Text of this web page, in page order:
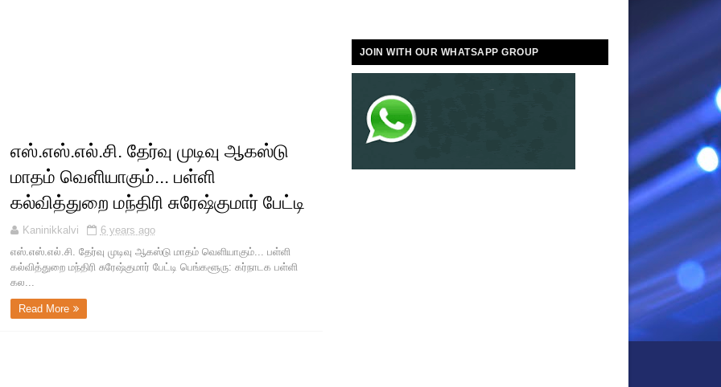
எஸ்.எஸ்.எல்.சி. தேர்வு முடிவு ஆகஸ்டு
மாதம் வெளியாகும்... பள்ளி
கல்வித்துறை மந்திரி சுரேஷ்குமார் பேட்டி
Kaninikkalvi
6 years ago
எஸ்.எஸ்.எல்.சி. தேர்வு முடிவு ஆகஸ்டு மாதம் வெளியாகும்... பள்ளி
கல்வித்துறை மந்திரி சுரேஷ்குமார் பேட்டி பெங்களூரு: கர்நாடக பள்ளி
கல...
Read More
JOIN WITH OUR WHATSAPP GROUP